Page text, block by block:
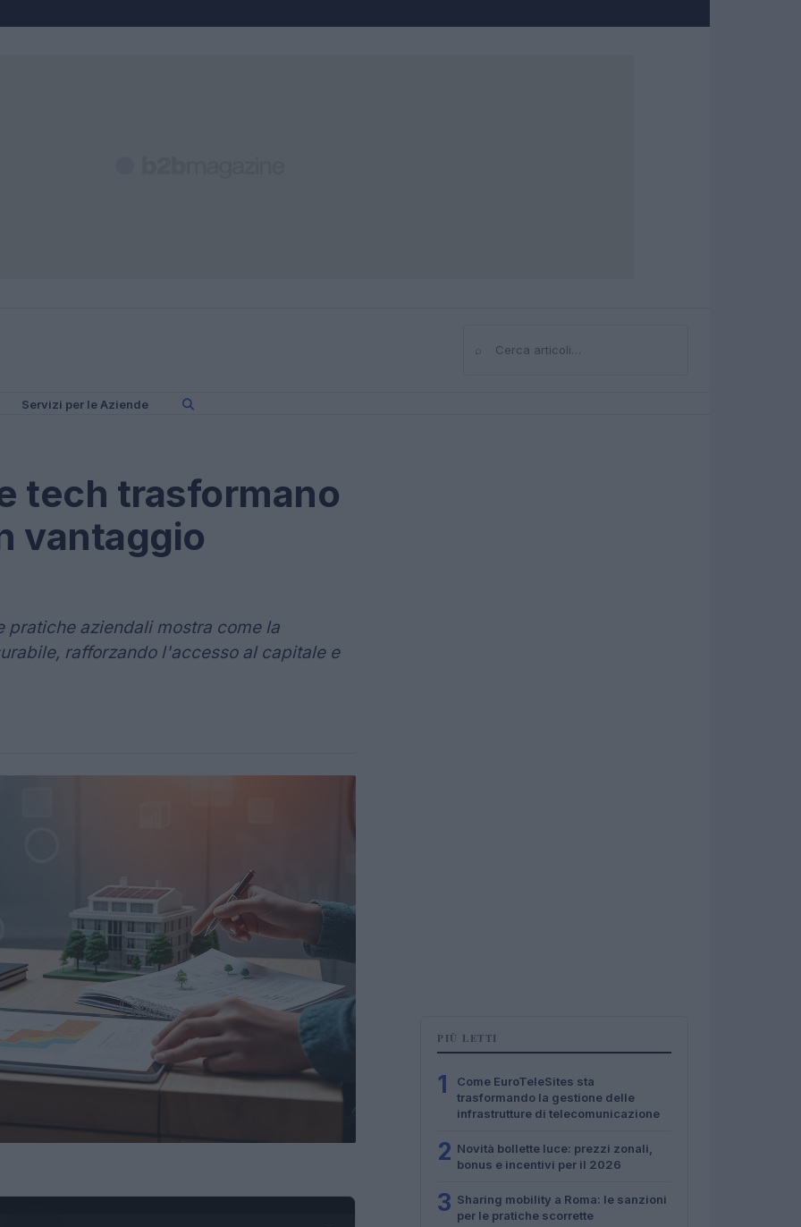
⌕Cerca
Servizi per le Aziende
tech trasformano
vantaggio
aziendali mostra come la
rafforzando l'accesso al capitale e
PIÙ LETTI
1
Come EuroTeleSites sta
trasformando la gestione delle
infrastrutture di telecomunicazione
2 Novità bollette luce: prezzi zonali,
bonus e incentivi per il 2026
3 Sharing mobility a Roma: le sanzioni
per le pratiche scorrette